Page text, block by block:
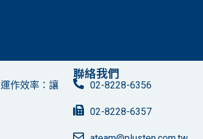
作效率：讓
聯絡我們
02-8228-6356
02-8228-6357